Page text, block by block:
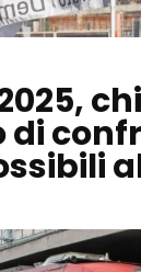
di